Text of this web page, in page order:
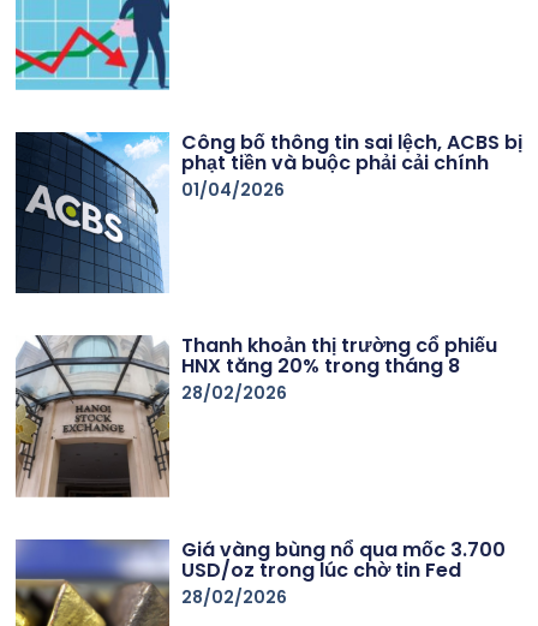
Công bố thông tin sai lệch, ACBS bị
phạt tiền và buộc phải cải chính
01/04/2026
Thanh khoản thị trường cổ phiếu
HNX tăng 20% trong tháng 8
28/02/2026
Giá vàng bùng nổ qua mốc 3.700
USD/oz trong lúc chờ tin Fed
28/02/2026